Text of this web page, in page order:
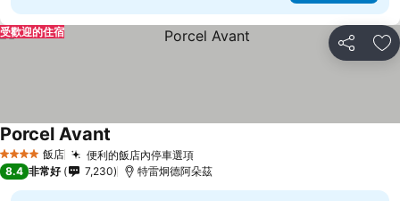
分享 加
受歡迎的住宿
4 星級 飯店 便利的飯店內停車選項
Porcel Avant
8.4 非常好 7,230 特雷炯德阿朵茲